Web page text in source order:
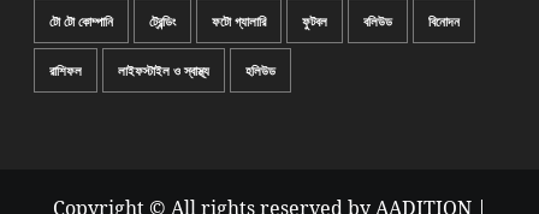
টো টো কোম্পানি ট্রেন্ডিং ফটো গ্যালারি ফুটবল বলিউড বিনোদন
রাশিফল লাইফস্টাইল ও স্বাস্থ্য হলিউড
Copyright © All rights reserved by AADITION |